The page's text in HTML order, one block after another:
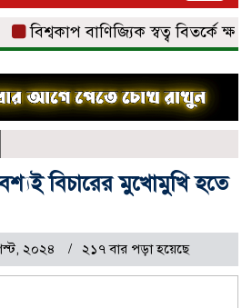
বিশ্বকাপ বাণিজ্যিক স্বত্ব বিতর্কে ক্ষমা
বিচারের মুখোমুখি হতে
২০২৪ ২১৭ বার পড়া হয়েছে